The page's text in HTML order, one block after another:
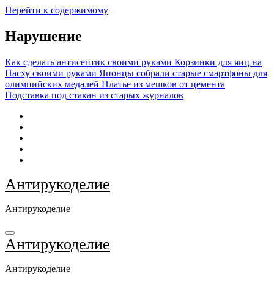
Перейти к содержимому
Нарушение
Как сделать антисептик своими руками Корзинки для яиц на
Пасху своими руками Японцы собрали старые смартфоны для
олимпийских медалей Платье из мешков от цемента
Подставка под стакан из старых журналов
Антирукоделие
Антирукоделие
Антирукоделие
Антирукоделие